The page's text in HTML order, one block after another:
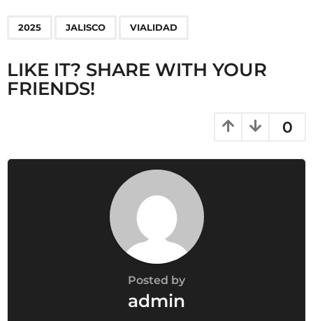
i
n
o
2025 JALISCO VIALIDAD
LIKE IT? SHARE WITH YOUR
FRIENDS!
0
Posted by
admin